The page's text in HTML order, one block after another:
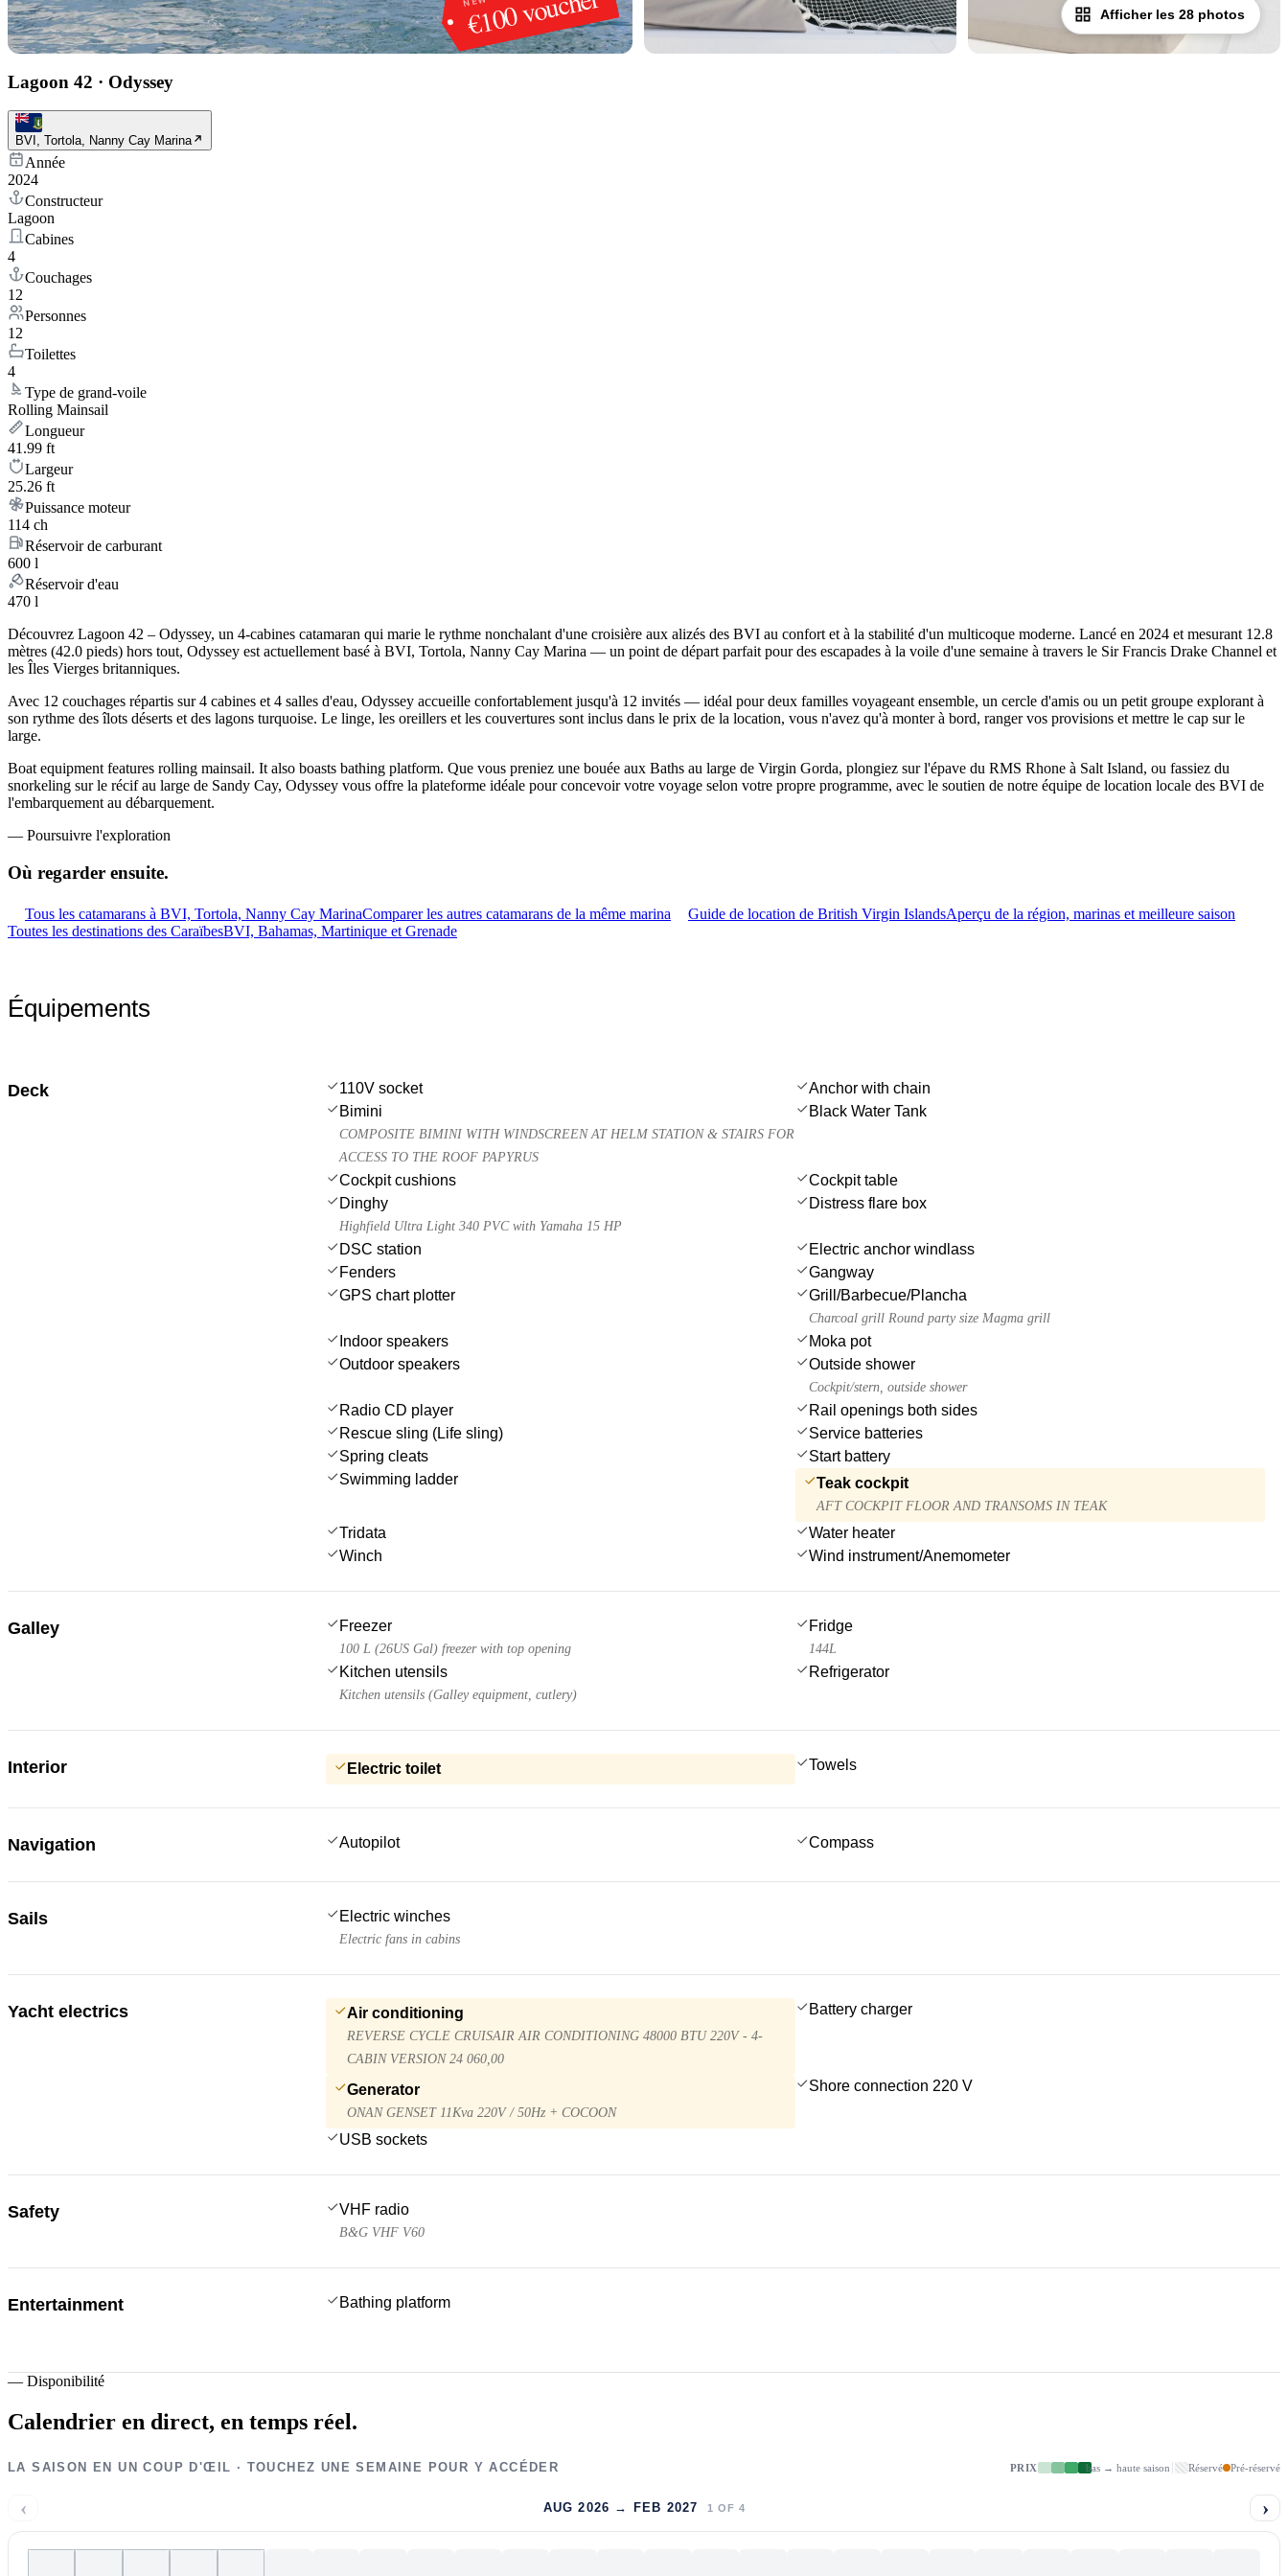
Afficher les 28 photos
Lagoon 42 · Odyssey
BVI, Tortola, Nanny Cay Marina
Année
2024
Constructeur
Lagoon
Cabines
4
Couchages
12
Personnes
12
Toilettes
4
Type de grand-voile
Rolling Mainsail
Longueur
41.99 ft
Largeur
25.26 ft
Puissance moteur
114 ch
Réservoir de carburant
600 l
Réservoir d'eau
470 l
Découvrez Lagoon 42 – Odyssey, un 4-cabines catamaran qui marie le rythme nonchalant d'une croisière aux alizés des BVI au confort et à la stabilité d'un multicoque moderne. Lancé en 2024 et mesurant 12.8
mètres (42.0 pieds) hors tout, Odyssey est actuellement basé à BVI, Tortola, Nanny Cay Marina — un point de départ parfait pour des escapades à la voile d'une semaine à travers le Sir Francis Drake Channel et
les Îles Vierges britanniques.
Avec 12 couchages répartis sur 4 cabines et 4 salles d'eau, Odyssey accueille confortablement jusqu'à 12 invités — idéal pour deux familles voyageant ensemble, un cercle d'amis ou un petit groupe explorant à
son rythme des îlots déserts et des lagons turquoise. Le linge, les oreillers et les couvertures sont inclus dans le prix de la location, vous n'avez qu'à monter à bord, ranger vos provisions et mettre le cap sur le
large.
Boat equipment features rolling mainsail. It also boasts bathing platform. Que vous preniez une bouée aux Baths au large de Virgin Gorda, plongiez sur l'épave du RMS Rhone à Salt Island, ou fassiez du
snorkeling sur le récif au large de Sandy Cay, Odyssey vous offre la plateforme idéale pour concevoir votre voyage selon votre propre programme, avec le soutien de notre équipe de location locale des BVI de
l'embarquement au débarquement.
— Poursuivre l'exploration
Où regarder ensuite.
Tous les catamarans à BVI, Tortola, Nanny Cay MarinaComparer les autres catamarans de la même marina Guide de location de British Virgin IslandsAperçu de la région, marinas et meilleure saison
Toutes les destinations des CaraïbesBVI, Bahamas, Martinique et Grenade
Équipements
Deck 110V socket
Anchor with chain
Bimini
COMPOSITE BIMINI WITH WINDSCREEN AT HELM STATION & STAIRS FOR
ACCESS TO THE ROOF PAPYRUS
Black Water Tank
Cockpit cushions
Cockpit table
Dinghy
Highfield Ultra Light 340 PVC with Yamaha 15 HP
Distress flare box
DSC station
Electric anchor windlass
Fenders
Gangway
GPS chart plotter
Grill/Barbecue/Plancha
Charcoal grill Round party size Magma grill
Indoor speakers
Moka pot
Outdoor speakers
Outside shower
Cockpit/stern, outside shower
Radio CD player
Rail openings both sides
Rescue sling (Life sling)
Service batteries
Spring cleats
Start battery
Swimming ladder
Teak cockpit
AFT COCKPIT FLOOR AND TRANSOMS IN TEAK
Tridata
Water heater
Winch
Wind instrument/Anemometer
Galley Freezer
100 L (26US Gal) freezer with top opening
Fridge
144L
Kitchen utensils
Kitchen utensils (Galley equipment, cutlery)
Refrigerator
Interior Electric toilet Towels
Navigation Autopilot Compass
Sails Electric winches
Electric fans in cabins
Yacht electrics Air conditioning
REVERSE CYCLE CRUISAIR AIR CONDITIONING 48000 BTU 220V - 4-
CABIN VERSION 24 060,00
Battery charger
Generator
ONAN GENSET 11Kva 220V / 50Hz + COCOON
Shore connection 220 V
USB sockets
Safety VHF radio
B&G VHF V60
Entertainment Bathing platform
— Disponibilité
Calendrier en direct, en temps réel.
LA SAISON EN UN COUP D'ŒIL · TOUCHEZ UNE SEMAINE POUR Y ACCÉDER PRIX bas → haute saison Réservé Pré-réservé
‹ AUG 2026 → FEB 2027 1 OF 4 ›